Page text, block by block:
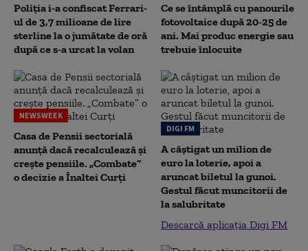
Poliția i-a confiscat Ferrari-
ul de 3,7 milioane de lire
sterline la o jumătate de oră
după ce s-a urcat la volan
Ce se întâmplă cu panourile
fotovoltaice după 20-25 de
ani. Mai produc energie sau
trebuie înlocuite
NEWSWEEK
Casa de Pensii sectorială
anunță dacă recalculează și
crește pensiile. „Combate”
o decizie a Înaltei Curți
DIGI FM
A câștigat un milion de
euro la loterie, apoi a
aruncat biletul la gunoi.
Gestul făcut muncitorii de
la salubritate
Descarcă aplicația Digi FM